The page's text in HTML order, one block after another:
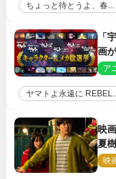
ちょっと待とうよ、春...
「
画
メア
ヤマトよ永遠に REBEL...
映
夏
れ映